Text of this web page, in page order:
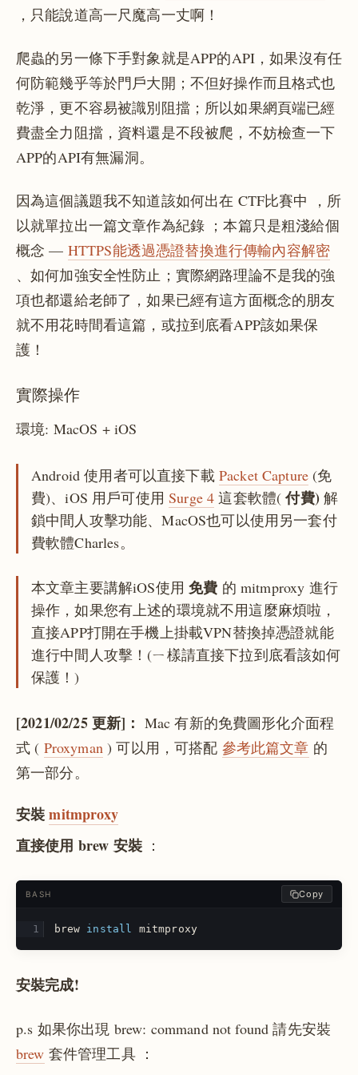
，只能說道高一尺魔高一丈啊！
爬蟲的另一條下手對象就是APP的API，如果沒有任
何防範幾乎等於門戶大開；不但好操作而且格式也
乾淨，更不容易被識別阻擋；所以如果網頁端已經
費盡全力阻擋，資料還是不段被爬，不妨檢查一下
APP的API有無漏洞。
因為這個議題我不知道該如何出在 CTF比賽中 ，所
以就單拉出一篇文章作為紀錄 ；本篇只是粗淺給個
概念 — HTTPS能透過憑證替換進行傳輸內容解密
、如何加強安全性防止；實際網路理論不是我的強
項也都還給老師了，如果已經有這方面概念的朋友
就不用花時間看這篇，或拉到底看APP該如果保
護！
實際操作
環境: MacOS + iOS
Android 使用者可以直接下載 Packet Capture (免
費)、iOS 用戶可使用Surge 4 這套軟體(付費) 解
鎖中間人攻擊功能、MacOS也可以使用另一套付
費軟體Charles。
本文章主要講解iOS使用免費 的 mitmproxy 進行
操作，如果您有上述的環境就不用這麼麻煩啦，
直接APP打開在手機上掛載VPN替換掉憑證就能
進行中間人攻擊！(ㄧ樣請直接下拉到底看該如何
保護！)
[2021/02/25 更新]： Mac 有新的免費圖形化介面程
式 ( Proxyman) 可以用，可搭配 參考此篇文章 的
第一部分。
安裝mitmproxy
直接使用 brew 安裝：
BASH Copy
brew install mitmproxy
安裝完成!
p.s 如果你出現 brew: command not found 請先安裝
brew 套件管理工具：